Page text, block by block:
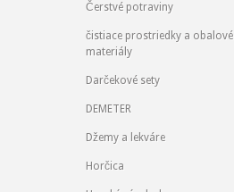
Čerstvé potraviny
čistiace prostriedky a obalové
materiály
Darčekové sety
DEMETER
Džemy a lekváre
Horčica